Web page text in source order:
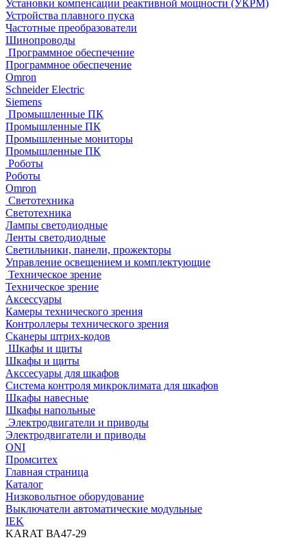
Установки компенсации реактивной мощности (УКРМ)
Устройства плавного пуска
Частотные преобразователи
Шинопроводы
Программное обеспечение
Программное обеспечение
Omron
Schneider Electric
Siemens
Промышленные ПК
Промышленные ПК
Промышленные мониторы
Промышленные ПК
Роботы
Роботы
Omron
Светотехника
Светотехника
Лампы светодиодные
Ленты светодиодные
Светильники, панели, прожекторы
Управление освещением и комплектующие
Техническое зрение
Техническое зрение
Аксессуары
Камеры технического зрения
Контроллеры технического зрения
Сканеры штрих-кодов
Шкафы и щиты
Шкафы и щиты
Акссесуары для шкафов
Система контроля микроклимата для шкафов
Шкафы навесные
Шкафы напольные
Электродвигатели и приводы
Электродвигатели и приводы
ONI
Промситех
Главная страница
Каталог
Низковольтное оборудование
Выключатели автоматические модульные
IEK
KARAT ВА47-29